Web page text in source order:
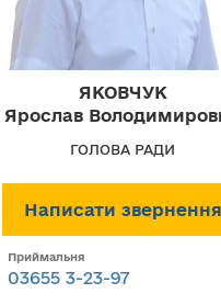
ЯКОВЧУК
Ярослав
ГОЛОВА РАДИ
Написати звернення
Приймальня
03655 3-23-97